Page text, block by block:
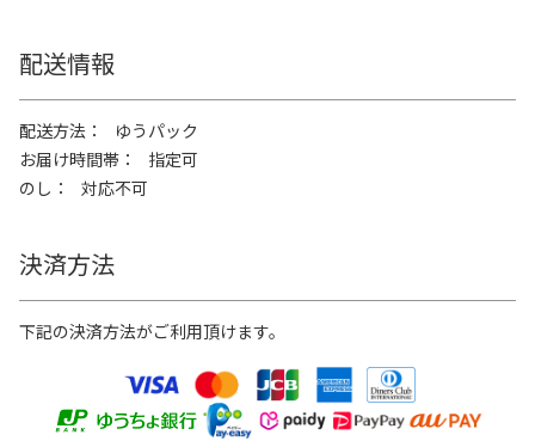
配送情報
配送方法
ゆうパック
お届け時間帯
指定可
のし
対応不可
決済方法
下記の決済方法がご利用頂けます。